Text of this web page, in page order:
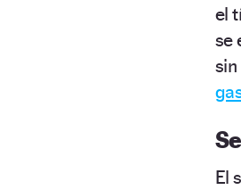
el
se
El